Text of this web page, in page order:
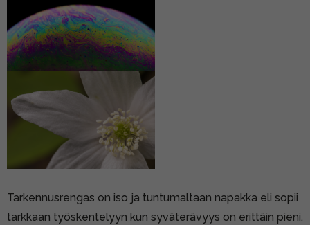
Tarkennusrengas on iso ja tuntumaltaan napakka eli sopii
tarkkaan työskentelyyn kun syväterävyys on erittäin pieni.